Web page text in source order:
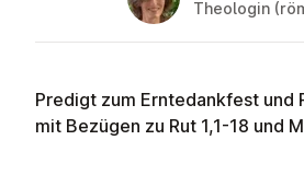
Theologin
Predigt zum Erntedankfest und
mit Bezügen zu Rut 1,1-18 und